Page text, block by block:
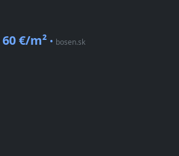
60 €/m² • bosen.sk